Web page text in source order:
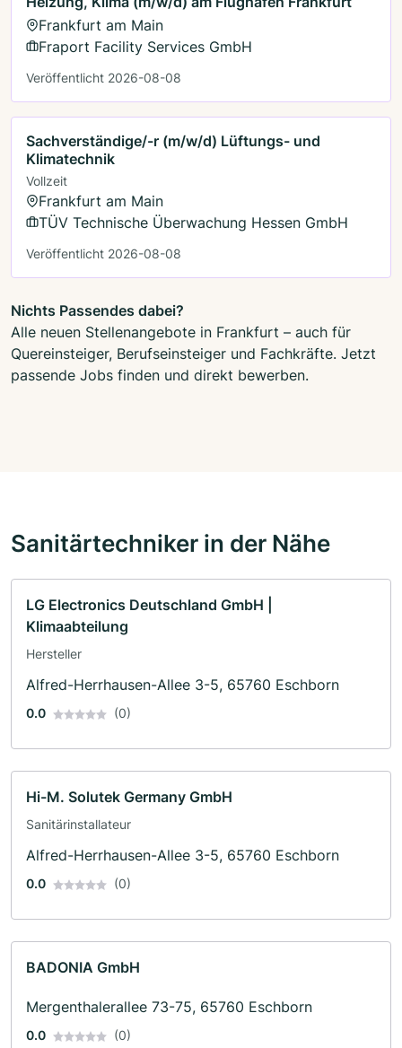
Frankfurt am Main
Fraport Facility Services GmbH
Veröffentlicht 2026-08-08
Sachverständige/-r (m/w/d) Lüftungs- und
Klimatechnik
Vollzeit
Frankfurt am Main
TÜV Technische Überwachung Hessen GmbH
Veröffentlicht 2026-08-08
Nichts Passendes dabei?
Alle neuen Stellenangebote in Frankfurt – auch für
Quereinsteiger, Berufseinsteiger und Fachkräfte. Jetzt
passende Jobs finden und direkt bewerben.
Sanitärtechniker in der Nähe
LG Electronics Deutschland GmbH |
Klimaabteilung
Hersteller
Alfred-Herrhausen-Allee 3-5, 65760 Eschborn
0.0 (0)
Hi-M. Solutek Germany GmbH
Sanitärinstallateur
Alfred-Herrhausen-Allee 3-5, 65760 Eschborn
0.0 (0)
BADONIA GmbH
Mergenthalerallee 73-75, 65760 Eschborn
0.0 (0)